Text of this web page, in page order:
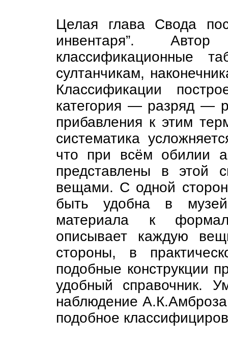
Целая глава Свода
инвентаря”.
классификационные
султанчикам,
Классификации
категория — разряд —
прибавления к этим
систематика
что при всём обилии
представлены в этой
вещами. С одной
быть удобна в
материала к
описывает каждую
стороны, в
подобные конструкции
удобный справочник.
наблюдение
подобное